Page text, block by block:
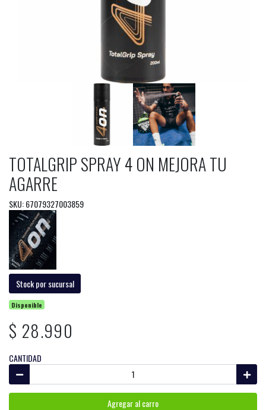
TOTALGRIP SPRAY 4 ON MEJORA TU
AGARRE
SKU: 67079327003859
Stock por sucursal
Disponible
$ 28.990
CANTIDAD
Agregar al carro